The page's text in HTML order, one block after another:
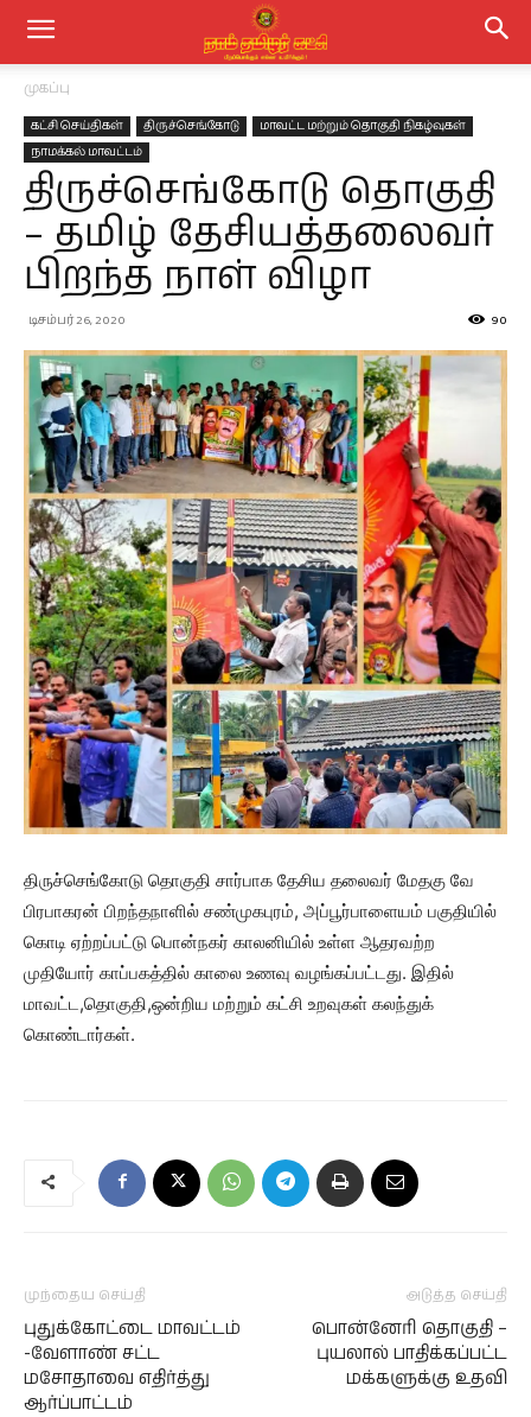
முகப்பு
கட்சி செய்திகள் திருச்செங்கோடு
மாவட்ட மற்றும் தொகுதி நிகழ்வுகள்
நாமக்கல் மாவட்டம்
திருச்செங்கோடு தொகுதி
– தமிழ் தேசியத்தலைவர்
பிறந்த நாள் விழா
டிசம்பர் 26, 2020 90
திருச்செங்கோடு தொகுதி சார்பாக தேசிய தலைவர் மேதகு வே
பிரபாகரன் பிறந்தநாளில் சண்முகபுரம், அப்பூர்பாளையம் பகுதியில்
கொடி ஏற்றப்பட்டு பொன்நகர் காலனியில் உள்ள ஆதரவற்ற
முதியோர் காப்பகத்தில் காலை உணவு வழங்கப்பட்டது. இதில்
மாவட்ட,தொகுதி,ஒன்றிய மற்றும் கட்சி உறவுகள் கலந்துக்
கொண்டார்கள்.
முந்தைய செய்தி
புதுக்கோட்டை மாவட்டம்
-வேளாண் சட்ட
மசோதாவை எதிர்த்து
ஆர்ப்பாட்டம்
அடுத்த செய்தி
பொன்னேரி தொகுதி –
புயலால் பாதிக்கப்பட்ட
மக்களுக்கு உதவி